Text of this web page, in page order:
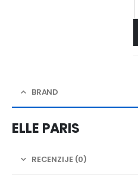
BRAND
ELLE PARIS
RECENZIJE (0)